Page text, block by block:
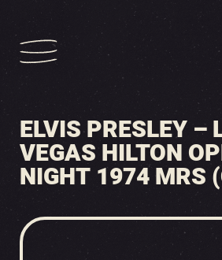
ELVIS PRESLEY –
VEGAS HILTON
NIGHT 1974 MRS